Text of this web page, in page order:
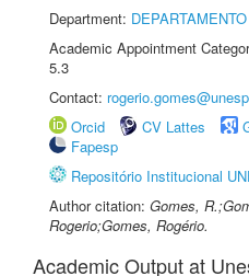
Department:
Academic Appointment
5.3
Contact:
Orcid
CV Lattes
Fapesp
Repositório Institucional
Author citation: Gomes,
Rogerio;Gomes, Rogério.
Academic Output at